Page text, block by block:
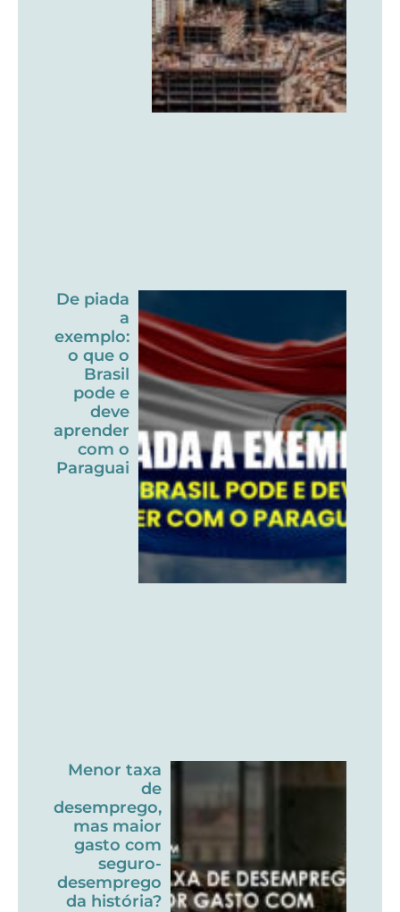
De piada
a
exemplo:
o que o
Brasil
pode e
deve
aprender
com o
Paraguai
Menor taxa
de
desemprego,
mas maior
gasto com
seguro-
desemprego
da história?